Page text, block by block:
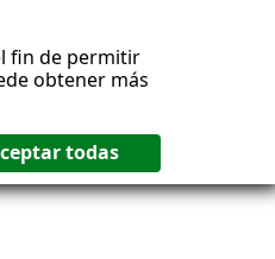
fin de permitir
obtener más